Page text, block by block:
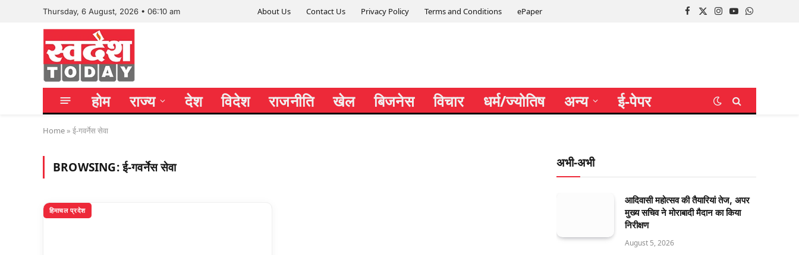
Thursday, 6 August, 2026 • 06:10 am About Us Contact Us Privacy Policy Terms and Conditions ePaper
Facebook
X
Instagram
YouTubeWhatsApp
होम राज्य देश विदेश राजनीति खेल बिजनेस विचार धर्म/ज्योतिष अन्य ई-पेपर
Home » ई-गवर्नेस सेवा
BROWSING:ई-गवर्नेस सेवा
हिमाचल प्रदेश
अभी-अभी
आदिवासी महोत्सव की तैयारियां तेज, अपर
मुख्य सचिव ने मोराबादी मैदान का किया
निरीक्षण
August 5, 2026